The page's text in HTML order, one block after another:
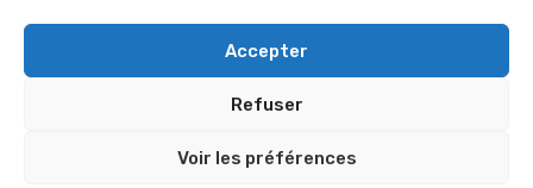
Accepter
Refuser
Voir les préférences